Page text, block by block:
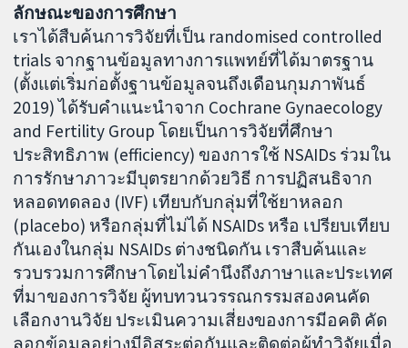
ลักษณะของการศึกษา
เราได้สืบค้นการวิจัยที่เป็น randomised controlled
trials จากฐานข้อมูลทางการแพทย์ที่ได้มาตรฐาน
(ตั้งแต่เริ่มก่อตั้งฐานข้อมูลจนถึงเดือนกุมภาพันธ์
2019) ได้รับคำแนะนำจาก Cochrane Gynaecology
and Fertility Group โดยเป็นการวิจัยที่ศึกษา
ประสิทธิภาพ (efficiency) ของการใช้ NSAIDs ร่วมใน
การรักษาภาวะมีบุตรยากด้วยวิธี การปฏิสนธิจาก
หลอดทดลอง (IVF) เทียบกับกลุ่มที่ใช้ยาหลอก
(placebo) หรือกลุ่มที่ไม่ได้ NSAIDs หรือ เปรียบเทียบ
กันเองในกลุ่ม NSAIDs ต่างชนิดกัน เราสืบค้นและ
รวบรวมการศึกษาโดยไม่คำนึงถึงภาษาและประเทศ
ที่มาของการวิจัย ผู้ทบทวนวรรณกรรมสองคนคัด
เลือกงานวิจัย ประเมินความเสี่ยงของการมีอคติ คัด
ลอกข้อมูลอย่างมีอิสระต่อกันและติดต่อผู้ทำวิจัยเมื่อ